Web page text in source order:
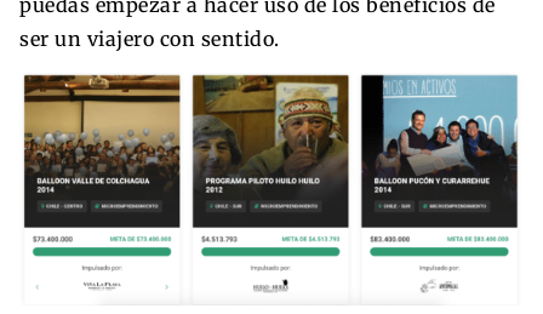
puedas empezar a hacer uso de los beneficios de
ser un viajero con sentido.